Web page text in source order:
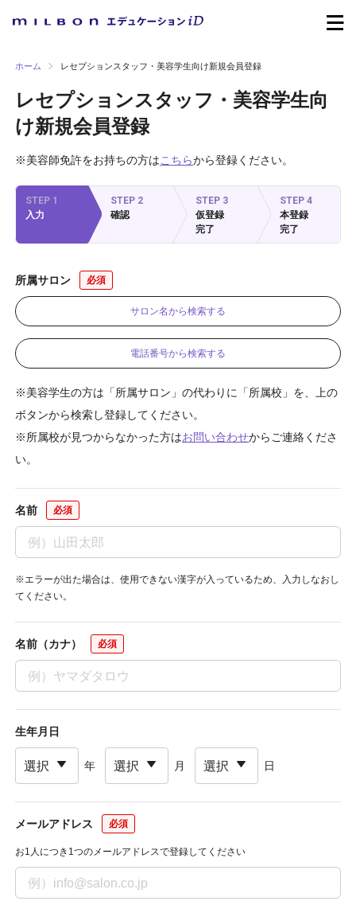
ホーム レセプションスタッフ・美容学生向け新規会員登録
レセプションスタッフ・美容学生向
け新規会員登録
※美容師免許をお持ちの方はこちらから登録ください。
STEP 1
入力
STEP 2
確認
STEP 3
仮登録
完了
STEP 4
本登録
完了
所属サロン
サロン名から検索する
電話番号から検索する
※美容学生の方は「所属サロン」の代わりに「所属校」を、上の
ボタンから検索し登録してください。
※所属校が見つからなかった方はお問い合わせからご連絡くださ
い。
名前
※エラーが出た場合は、使用できない漢字が入っているため、入力しなおし
てください。
名前（カナ）
生年月日
年 月 日
メールアドレス
お1人につき1つのメールアドレスで登録してください